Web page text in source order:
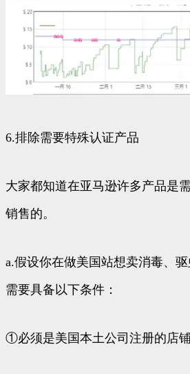
6.排除需要特殊认证产品
大家都知道在亚马逊许多产品是
销售的。
a.假设你在做美国站想卖消毒、
需要具备以下条件：
①必须是美国本土公司注册的店